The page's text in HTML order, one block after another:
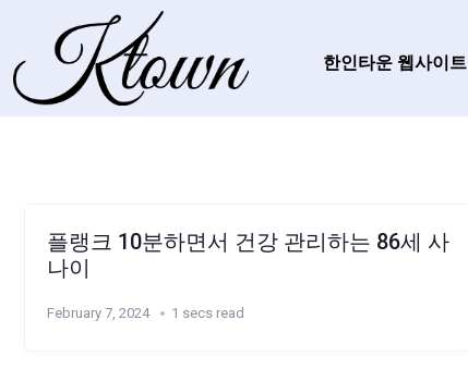
한인타운 웹사이트
플랭크 10분하면서 건강 관리하는 86세 사
나이
February 7, 2024 1 secs read